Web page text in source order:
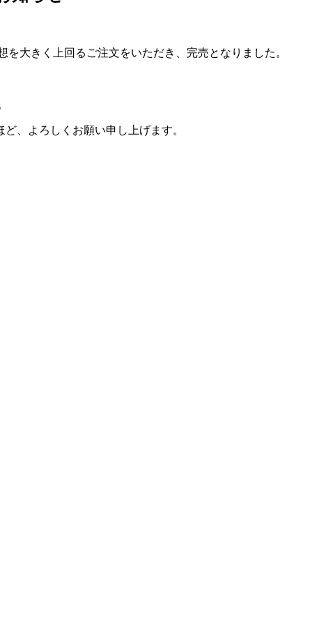
大きく上回るご注文をいただき、完売となりました。
、よろしくお願い申し上げます。